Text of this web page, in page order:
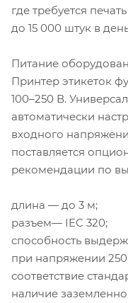
где требуется
до 15 000 штук в
Питание
Принтер этикеток
100–250 В.
автоматически
входного
поставляется
рекомендации по
длина — до 3 м;
разъем— IEC 320;
способность
при напряжении
соответствие
наличие